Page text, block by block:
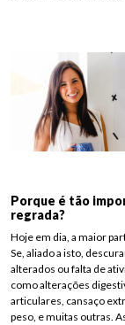
Porque é tão
regrada?
Hoje em dia, a maior
Se, aliado a isto,
alterados ou falta de
como alterações
articulares, cansaço
peso, e muitas outras.